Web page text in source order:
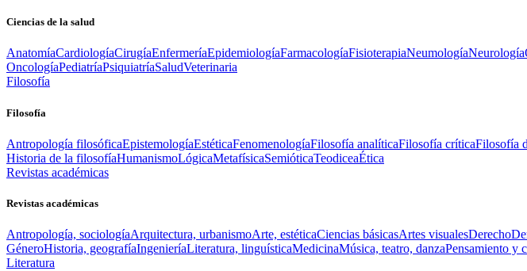
Ciencias de la salud
AnatomíaCardiologíaCirugíaEnfermeríaEpidemiologíaFarmacologíaFisioterapiaNeumologíaNeurología
OncologíaPediatríaPsiquiatríaSaludVeterinaria
Filosofía
Filosofía
Antropología filosóficaEpistemologíaEstéticaFenomenologíaFilosofía analíticaFilosofía críticaFilosofía
Historia de la filosofíaHumanismoLógicaMetafísicaSemióticaTeodiceaÉtica
Revistas académicas
Revistas académicas
Antropología, sociologíaArquitectura, urbanismoArte, estéticaCiencias básicasArtes visualesDerecho
GéneroHistoria, geografíaIngenieríaLiteratura, linguísticaMedicinaMúsica, teatro, danzaPensamiento y
Literatura